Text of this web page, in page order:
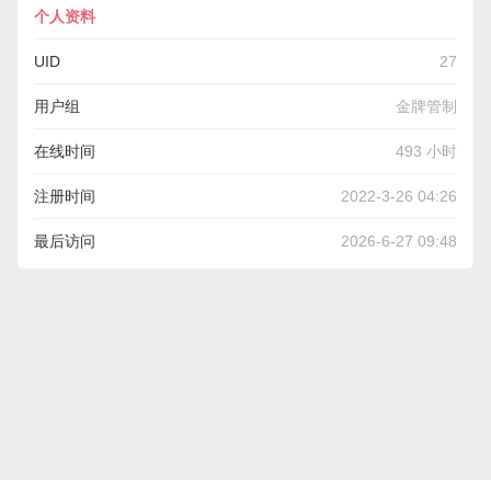
个人资料
UID 27
用户组 金牌管制
在线时间 493 小时
注册时间 2022-3-26 04:26
最后访问 2026-6-27 09:48